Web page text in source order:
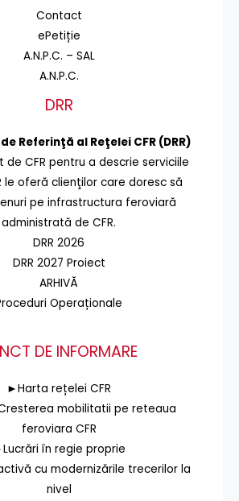
Contact
ePetiție
A.N.P.C. – SAL
A.N.P.C.
DRR
Referinţă al Reţelei CFR (DRR)
CFR pentru a descrie serviciile
le oferă clienţilor care doresc să
pe infrastructura feroviară
administrată de CFR.
DRR 2026
DRR 2027 Proiect
ARHIVĂ
Operaționale
DE INFORMARE
►Harta rețelei CFR
mobilitatii pe reteaua
feroviara CFR
în regie proprie
cu modernizările trecerilor la
nivel